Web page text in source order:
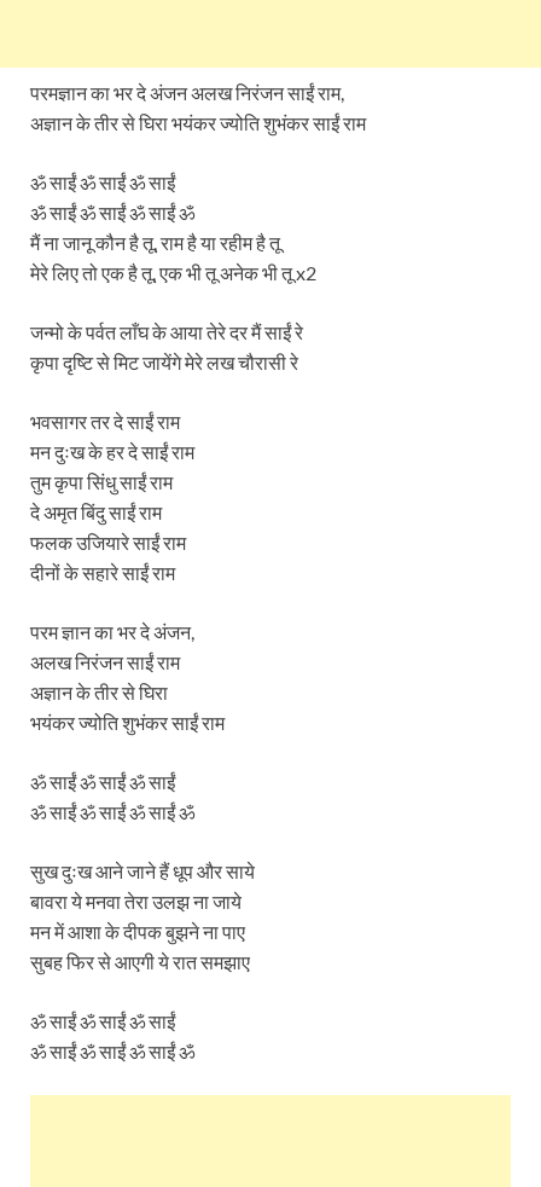
परमज्ञान का भर दे अंजन अलख निरंजन साईं राम,
अज्ञान के तीर से घिरा भयंकर ज्योति शुभंकर साईं राम
ॐ साईं ॐ साईं ॐ साईं
ॐ साईं ॐ साईं ॐ साईं ॐ
मैं ना जानू कौन है तू, राम है या रहीम है तू
मेरे लिए तो एक है तू, एक भी तू अनेक भी तू x2
जन्मो के पर्वत लाँघ के आया तेरे दर मैं साईं रे
कृपा दृष्टि से मिट जायेंगे मेरे लख चौरासी रे
भवसागर तर दे साईं राम
मन दुःख के हर दे साईं राम
तुम कृपा सिंधु साईं राम
दे अमृत बिंदु साईं राम
फलक उजियारे साईं राम
दीनों के सहारे साईं राम
परम ज्ञान का भर दे अंजन,
अलख निरंजन साईं राम
अज्ञान के तीर से घिरा
भयंकर ज्योति शुभंकर साईं राम
ॐ साईं ॐ साईं ॐ साईं
ॐ साईं ॐ साईं ॐ साईं ॐ
सुख दुःख आने जाने हैं धूप और साये
बावरा ये मनवा तेरा उलझ ना जाये
मन में आशा के दीपक बुझने ना पाए
सुबह फिर से आएगी ये रात समझाए
ॐ साईं ॐ साईं ॐ साईं
ॐ साईं ॐ साईं ॐ साईं ॐ